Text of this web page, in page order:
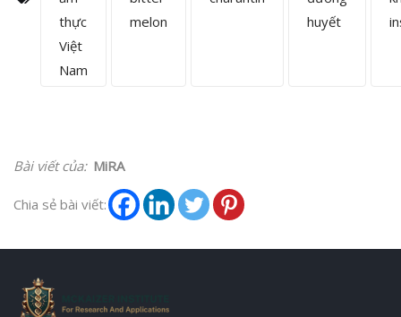
thực
Việt
Nam
melon
huyết
Bài viết của: MiRA
Chia sẻ bài viết: